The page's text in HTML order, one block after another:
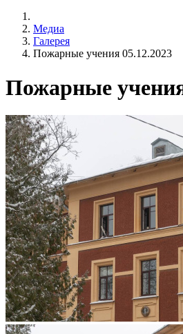
Медиа
Галерея
Пожарные учения 05.12.2023
Пожарные